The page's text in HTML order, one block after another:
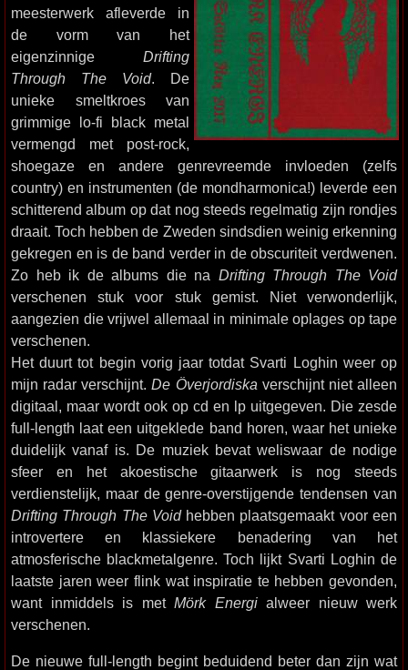
meesterwerk afleverde in
de vorm van het
eigenzinnige Drifting
Through The Void. De
unieke smeltkroes van
grimmige lo-fi black metal
vermengd met post-rock,
shoegaze en andere genrevreemde invloeden (zelfs
country) en instrumenten (de mondharmonica!) leverde een
schitterend album op dat nog steeds regelmatig zijn rondjes
draait. Toch hebben de Zweden sindsdien weinig erkenning
gekregen en is de band verder in de obscuriteit verdwenen.
Zo heb ik de albums die na Drifting Through The Void
verschenen stuk voor stuk gemist. Niet verwonderlijk,
aangezien die vrijwel allemaal in minimale oplages op tape
verschenen.
Het duurt tot begin vorig jaar totdat Svarti Loghin weer op
mijn radar verschijnt.De Överjordiska verschijnt niet alleen
digitaal, maar wordt ook op cd en lp uitgegeven. Die zesde
full-length laat een uitgeklede band horen, waar het unieke
duidelijk vanaf is. De muziek bevat weliswaar de nodige
sfeer en het akoestische gitaarwerk is nog steeds
verdienstelijk, maar de genre-overstijgende tendensen van
Drifting Through The Voidhebben plaatsgemaakt voor een
introvertere en klassiekere benadering van het
atmosferische blackmetalgenre. Toch lijkt Svarti Loghin de
laatste jaren weer flink wat inspiratie te hebben gevonden,
want inmiddels is met Mörk Energialweer nieuw werk
verschenen.
De nieuwe full-length begint beduidend beter dan zijn wat